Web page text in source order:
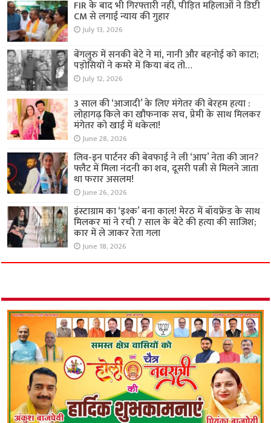
FIR के बाद भी गिरफ्तारी नहीं, पीड़ित महिलाओं ने डिप्टी
CM से लगाई न्याय की गुहार
July 13, 2026
बेंगलुरु में सनकी बेटे ने मां, नानी और बहनोई को काटा;
पड़ोसियों ने कमरे में किया बंद तो…
July 12, 2026
3 साल की ‘आजादी’ के लिए मंगेतर की बेरहम हत्या :
लोहागढ़ किले का खौफनाक सच, प्रेमी के साथ मिलकर
मंगेतर को खाई में धकेला!
June 28, 2026
लिव-इन पार्टनर की बेवफाई ने ली ‘आप’ नेता की जान?
फ्लैट में मिला नंदनी का शव, दूसरी पत्नी से मिलने जाता
था फरार असलम!
June 26, 2026
इंस्टाग्राम का ‘इश्क’ बना काल! मेरठ में बॉयफ्रेंड के साथ
मिलकर मां ने रची 7 साल के बेटे की हत्या की साजिश;
कार में ले जाकर रेता गला
June 18, 2026